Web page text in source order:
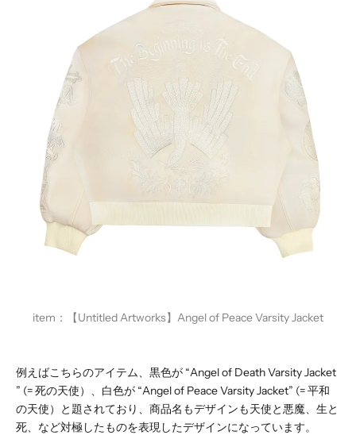
item： 【Untitled Artworks】Angel of Peace Varsity Jacket
例えばこちらのアイテム、黒色が “Angel of Death Varsity Jacket
” (= 死の天使）、白色が “Angel of Peace Varsity Jacket” (= 平和
の天使）と題されており、商品名もデザインも天使と悪魔、生と
死、など対極したものを表現したデザインになっています。